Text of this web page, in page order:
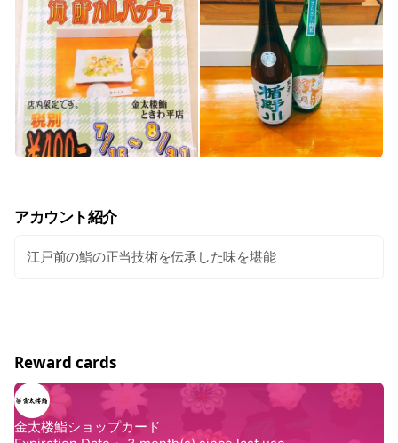
アカウント紹介
江戸前の鮨の正当技術を伝承した味を堪能
Reward cards